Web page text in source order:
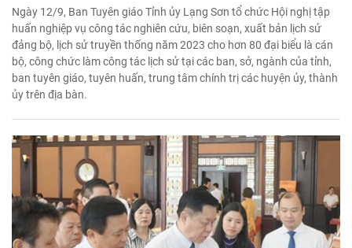
Ngày 12/9, Ban Tuyên giáo Tỉnh ủy Lạng Sơn tổ chức Hội nghị tập
huấn nghiệp vụ công tác nghiên cứu, biên soạn, xuất bản lịch sử
đảng bộ, lịch sử truyền thống năm 2023 cho hơn 80 đại biểu là cán
bộ, công chức làm công tác lịch sử tại các ban, sở, ngành của tỉnh,
ban tuyên giáo, tuyên huấn, trung tâm chính trị các huyện ủy, thành
ủy trên địa bàn.